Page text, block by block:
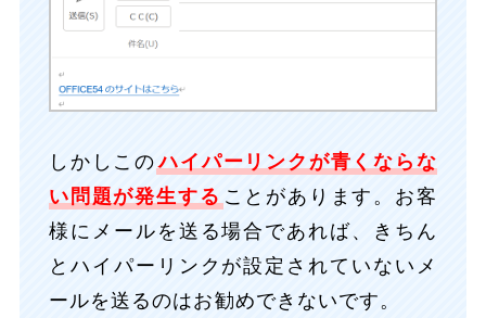
しかしこの ハイパーリンクが青くならな
い問題が発生する ことがあります。お客
様にメールを送る場合であれば、きちん
とハイパーリンクが設定されていないメ
ールを送るのはお勧めできないです。